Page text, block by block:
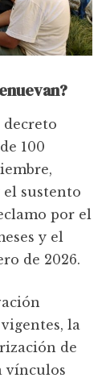
100
sustento
por el
y el
de 2026.
la
de
vínculos